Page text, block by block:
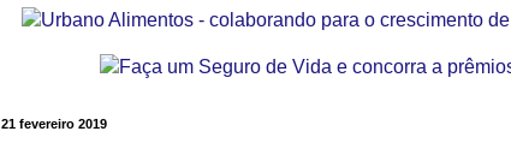
21 fevereiro 2019